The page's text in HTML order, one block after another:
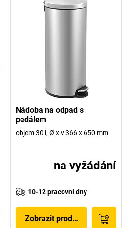
Nádoba na odpad s
pedálem
objem 30 l, Ø x v 366 x 650 mm
na vyžádání
10-12 pracovní dny
Zobrazit produkt